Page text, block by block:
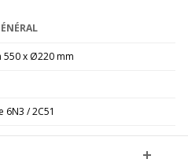
550 x Ø220 mm
6N3 / 2C51